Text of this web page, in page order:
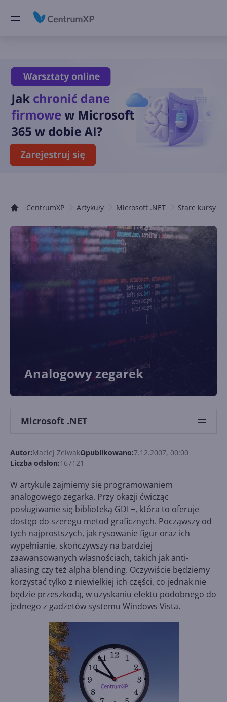
CentrumXP Artykuły Microsoft .NET Stare kursy
Analogowy zegarek
Microsoft .NET
Autor:Maciej ZelwakOpublikowano:7.12.2007, 00:00
Liczba odsłon:167121
W artykule zajmiemy się programowaniem
analogowego zegarka. Przy okazji ćwicząc
posługiwanie się biblioteką GDI +, która to oferuje
dostęp do szeregu metod graficznych. Począwszy od
tych najprostszych, jak rysowanie figur oraz ich
wypełnianie, skończywszy na bardziej
zaawansowanych własnościach, takich jak anti-
aliasing czy też alpha blending. Oczywiście będziemy
korzystać tylko z niewielkiej ich części, co jednak nie
będzie przeszkodą, w uzyskaniu efektu podobnego do
jednego z gadżetów systemu Windows Vista.